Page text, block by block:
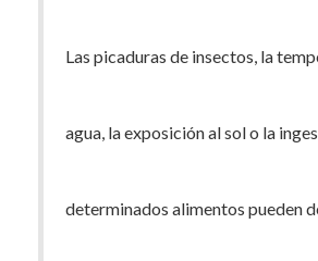
Las picaduras de insectos, la
agua, la exposición al sol o la
determinados alimentos pueden